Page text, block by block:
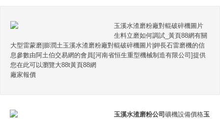
玉溪水渣磨粉廠對輥破碎機圖片
生料立磨如何調試_黃頁88網有關
大型雷蒙磨|膨潤土玉溪水渣磨粉廠對輥破碎機圖片|鉀長石雷磨機的信
息參數由阿土伯交易網的會員[河南省恒生重型機械制造有限公司]提供
您在此可以瀏覽大88t黃頁88網
廠家報價
玉溪水渣磨粉公司礦機設備價格玉